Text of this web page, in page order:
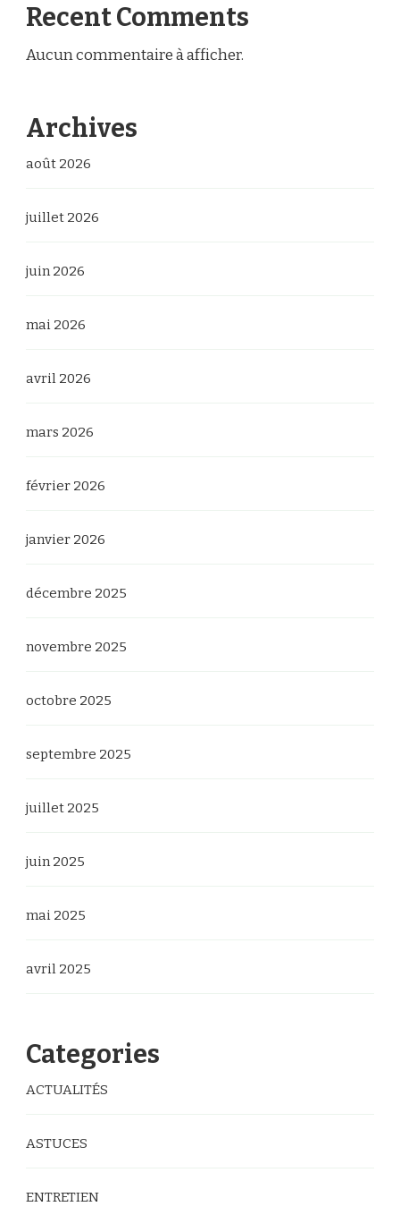
Recent Comments
Aucun commentaire à afficher.
Archives
août 2026
juillet 2026
juin 2026
mai 2026
avril 2026
mars 2026
février 2026
janvier 2026
décembre 2025
novembre 2025
octobre 2025
septembre 2025
juillet 2025
juin 2025
mai 2025
avril 2025
Categories
ACTUALITÉS
ASTUCES
ENTRETIEN